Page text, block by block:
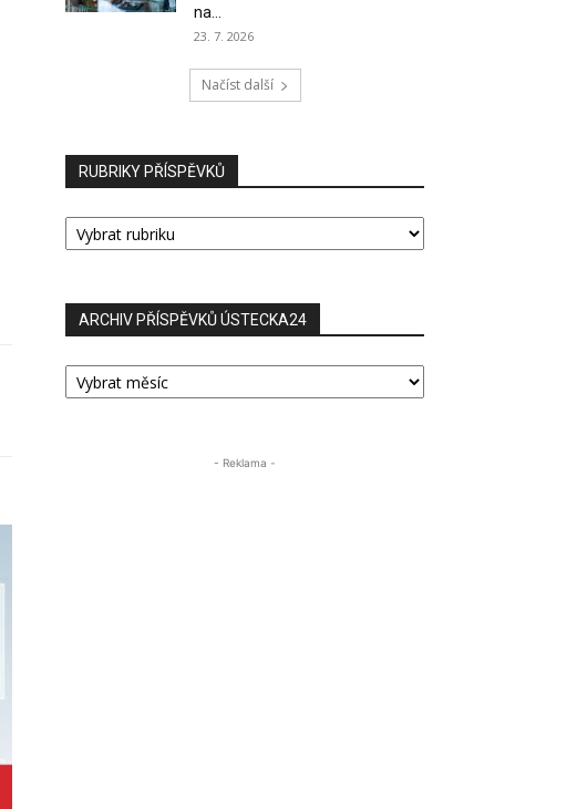
na...
23. 7. 2026
Načíst další
RUBRIKY PŘÍSPĚVKŮ
RUBRIKY
PŘÍSPĚVKŮ
ARCHIV PŘÍSPĚVKŮ ÚSTECKA24
ARCHIV
PŘÍSPĚVKŮ
- Reklama -